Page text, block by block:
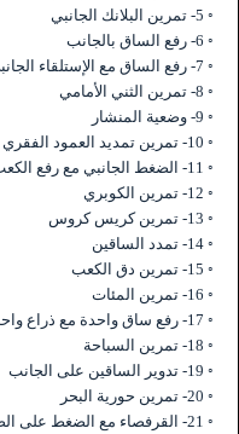
5- تمرين البلانك الجانبي
6- رفع الساق بالجانب
7- رفع الساق مع الإستلقاء الجانبي
8- تمرين الثني الأمامي
9- وضعية المنشار
10- تمرين تمديد العمود الفقري
11- الضغط الجانبي مع رفع الكعب
12- تمرين الكوبري
13- تمرين كريس كروس
14- تمدد الساقين
15- تمرين دق الكعب
16- تمرين المئات
17- رفع ساق واحدة مع ذراع واحد
18- تمرين السباحة
19- تدوير الساقين على الجانب
20- تمرين حورية البحر
21- القرفصاء مع الضغط على الصدر